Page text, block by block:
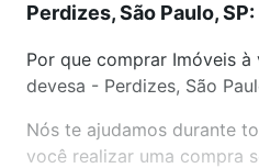
Perdizes, São Paulo,
Por que comprar Imóveis à
devesa - Perdizes, São
Nós te ajudamos durante
você realizar uma compra